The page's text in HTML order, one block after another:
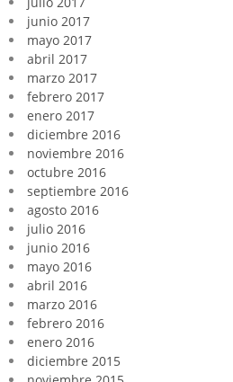
junio 2017
mayo 2017
abril 2017
marzo 2017
febrero 2017
enero 2017
diciembre 2016
noviembre 2016
octubre 2016
septiembre 2016
agosto 2016
julio 2016
junio 2016
mayo 2016
abril 2016
marzo 2016
febrero 2016
enero 2016
diciembre 2015